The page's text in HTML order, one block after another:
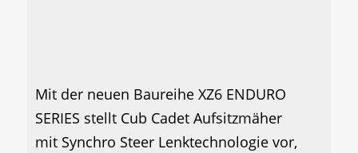
Mit der neuen Baureihe XZ6 ENDURO
SERIES stellt Cub Cadet Aufsitzmäher
mit Synchro Steer Lenktechnologie vor,